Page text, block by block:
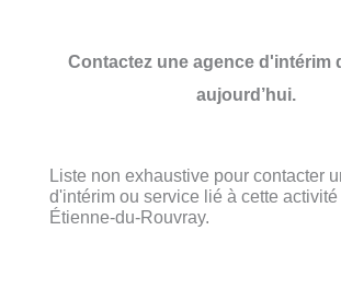
Contactez une agence d'intérim
aujourd’hui.
Liste non exhaustive pour contacter
d'intérim ou service lié à cette
Étienne-du-Rouvray.